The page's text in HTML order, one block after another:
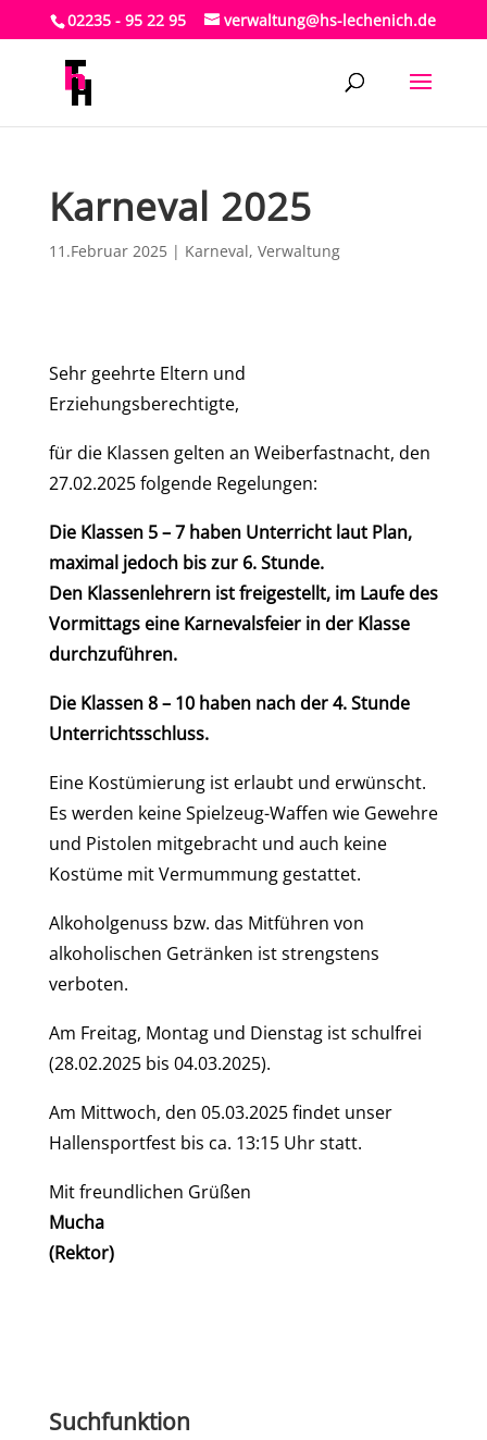
02235 - 95 22 95 verwaltung@hs-lechenich.de
Karneval 2025
11.Februar 2025| Karneval, Verwaltung
Sehr geehrte Eltern und
Erziehungsberechtigte,
für die Klassen gelten an Weiberfastnacht, den
27.02.2025 folgende Regelungen:
Die Klassen 5 – 7 haben Unterricht laut Plan,
maximal jedoch bis zur 6. Stunde.
Den Klassenlehrern ist freigestellt, im Laufe des
Vormittags eine Karnevalsfeier in der Klasse
durchzuführen.
Die Klassen 8 – 10 haben nach der 4. Stunde
Unterrichtsschluss.
Eine Kostümierung ist erlaubt und erwünscht.
Es werden keine Spielzeug-Waffen wie Gewehre
und Pistolen mitgebracht und auch keine
Kostüme mit Vermummung gestattet.
Alkoholgenuss bzw. das Mitführen von
alkoholischen Getränken ist strengstens
verboten.
Am Freitag, Montag und Dienstag ist schulfrei
(28.02.2025 bis 04.03.2025).
Am Mittwoch, den 05.03.2025 findet unser
Hallensportfest bis ca. 13:15 Uhr statt.
Mit freundlichen Grüßen
Mucha
(Rektor)
Suchfunktion